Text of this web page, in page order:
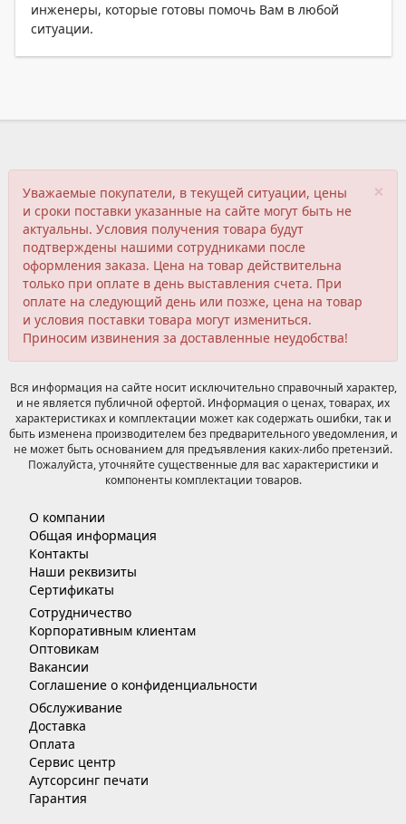
инженеры, которые готовы помочь Вам в любой
ситуации.
×
Уважаемые покупатели, в текущей ситуации, цены
и сроки поставки указанные на сайте могут быть не
актуальны. Условия получения товара будут
подтверждены нашими сотрудниками после
оформления заказа. Цена на товар действительна
только при оплате в день выставления счета. При
оплате на следующий день или позже, цена на товар
и условия поставки товара могут измениться.
Приносим извинения за доставленные неудобства!
Вся информация на сайте носит исключительно справочный характер,
и не является публичной офертой. Информация о ценах, товарах, их
характеристиках и комплектации может как содержать ошибки, так и
быть изменена производителем без предварительного уведомления, и
не может быть основанием для предъявления каких-либо претензий.
Пожалуйста, уточняйте существенные для вас характеристики и
компоненты комплектации товаров.
О компании
Общая информация
Контакты
Наши реквизиты
Сертификаты
Сотрудничество
Корпоративным клиентам
Оптовикам
Вакансии
Соглашение о конфиденциальности
Обслуживание
Доставка
Оплата
Сервис центр
Аутсорсинг печати
Гарантия